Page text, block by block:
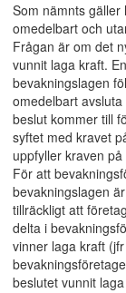
Som nämnts gäller
omedelbart och
Frågan är om det
vunnit laga kraft.
bevakningslagen
omedelbart
beslut kommer till
syftet med kravet
uppfyller kraven
För att
bevakningslagen
tillräckligt att
delta i
vinner laga kraft (jfr
beslutet vunnit